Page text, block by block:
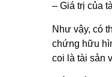
– Giá trị của
Như vậy, có
chứng hữu
coi là tài sản